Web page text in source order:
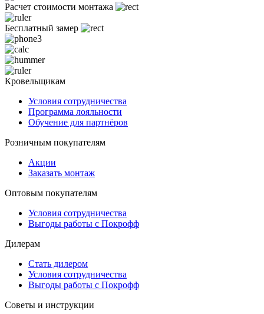
Расчет стоимости монтажа
Бесплатный замер
Кровельщикам
Условия сотрудничества
Программа лояльности
Обучение для партнёров
Розничным покупателям
Акции
Заказать монтаж
Оптовым покупателям
Условия сотрудничества
Выгоды работы с Покрофф
Дилерам
Стать дилером
Условия сотрудничества
Выгоды работы с Покрофф
Советы и инструкции